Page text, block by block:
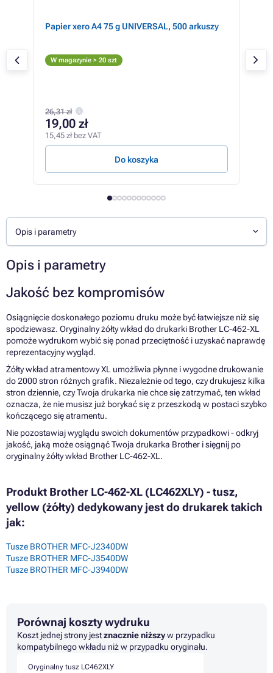
Papier xero A4 75 g UNIVERSAL, 500 arkuszy
W magazynie > 20 szt
26,31 zł
19,00 zł
15,45 zł bez VAT
Do koszyka
Opis i parametry
Opis i parametry
Jakość bez kompromisów
Osiągnięcie doskonałego poziomu druku może być łatwiejsze niż się
spodziewasz. Oryginalny żółty wkład do drukarki Brother LC-462-XL
pomoże wydrukom wybić się ponad przeciętność i uzyskać naprawdę
reprezentacyjny wygląd.
Żółty wkład atramentowy XL umożliwia płynne i wygodne drukowanie
do 2000 stron różnych grafik. Niezależnie od tego, czy drukujesz kilka
stron dziennie, czy Twoja drukarka nie chce się zatrzymać, ten wkład
oznacza, że nie musisz już borykać się z przeszkodą w postaci szybko
kończącego się atramentu.
Nie pozostawiaj wyglądu swoich dokumentów przypadkowi - odkryj
jakość, jaką może osiągnąć Twoja drukarka Brother i sięgnij po
oryginalny żółty wkład Brother LC-462-XL.
Produkt Brother LC-462-XL (LC462XLY) - tusz,
yellow (żółty) dedykowany jest do drukarek takich
jak:
Tusze BROTHER MFC-J2340DW
Tusze BROTHER MFC-J3540DW
Tusze BROTHER MFC-J3940DW
Porównaj koszty wydruku
Koszt jednej strony jestznacznie niższyw przypadku
kompatybilnego wkładu niż w przypadku oryginału.
Oryginalny tusz LC462XLY